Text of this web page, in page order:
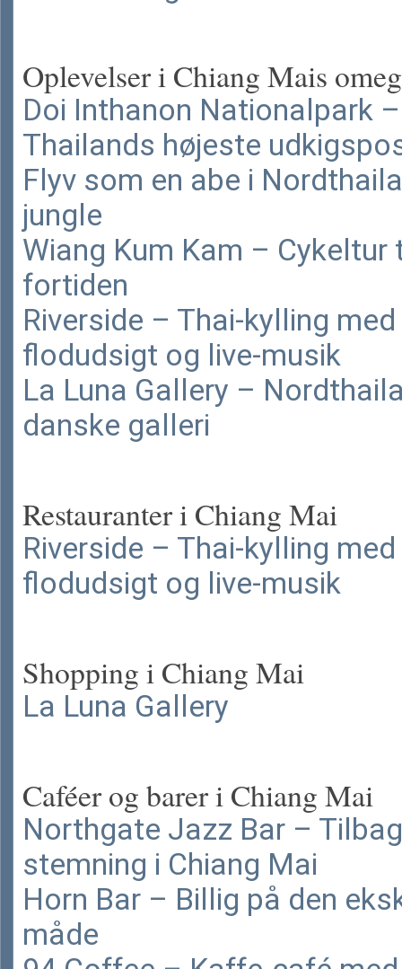
Oplevelser i Chiang Mais
Doi Inthanon Nationalpark –
Thailands højeste
Flyv som en abe i
jungle
Wiang Kum Kam – Cykeltur
fortiden
Riverside – Thai-kylling med
flodudsigt og live-musik
La Luna Gallery –
danske galleri
Restauranter i Chiang Mai
Riverside – Thai-kylling med
flodudsigt og live-musik
Shopping i Chiang Mai
La Luna Gallery
Caféer og barer i Chiang Mai
Northgate Jazz Bar –
stemning i Chiang Mai
Horn Bar – Billig på den
måde